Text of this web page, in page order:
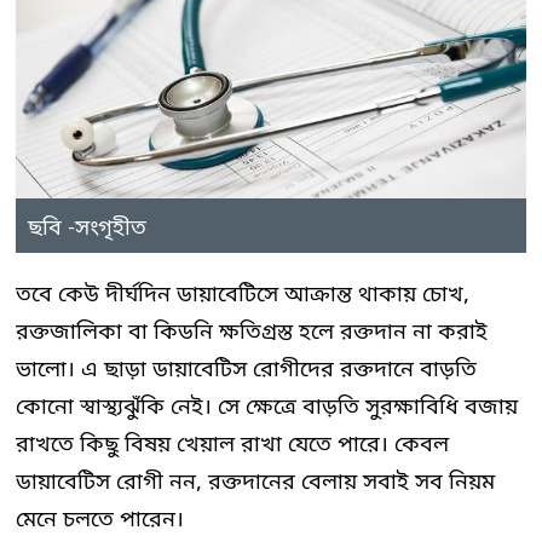
ছবি -সংগৃহীত
তবে কেউ দীর্ঘদিন ডায়াবেটিসে আক্রান্ত থাকায় চোখ,
রক্তজালিকা বা কিডনি ক্ষতিগ্রস্ত হলে রক্তদান না করাই
ভালো। এ ছাড়া ডায়াবেটিস রোগীদের রক্তদানে বাড়তি
কোনো স্বাস্থ্যঝুঁকি নেই। সে ক্ষেত্রে বাড়তি সুরক্ষাবিধি বজায়
রাখতে কিছু বিষয় খেয়াল রাখা যেতে পারে। কেবল
ডায়াবেটিস রোগী নন, রক্তদানের বেলায় সবাই সব নিয়ম
মেনে চলতে পারেন।